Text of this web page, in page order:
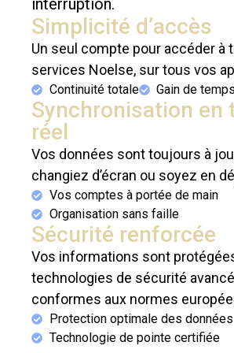
interruption.
Simplicité d’accès
Un seul compte pour accéder à
services Noelse, sur tous vos
Continuité totale Gain de
Synchronisation en
réel
Vos données sont toujours à
changiez d’écran ou soyez en
Vos comptes à portée de main
Organisation sans faille
Sécurité renforcée
Vos informations sont
technologies de sécurité
conformes aux normes
Protection optimale des données
Technologie de pointe certifiée